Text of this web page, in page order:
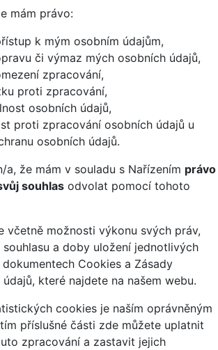
mám právo:
k mým osobním údajům,
či výmaz mých osobních údajů,
zpracování,
proti zpracování,
osobních údajů,
proti zpracování osobních údajů u
osobních údajů.
a, že mám v souladu s Nařízením právo
souhlas odvolat pomocí tohoto
včetně možnosti výkonu svých práv,
a doby uložení jednotlivých
Cookies a Zásady
které najdete na našem webu.
cookies je naším oprávněným
příslušné části zde můžete uplatnit
zpracování a zastavit jejich